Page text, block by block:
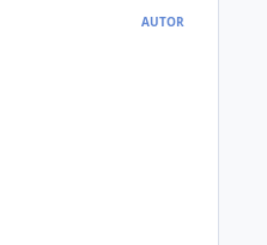
AUTOR